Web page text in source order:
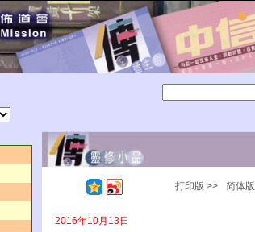
打印版 >>
简体
2016年10月13日